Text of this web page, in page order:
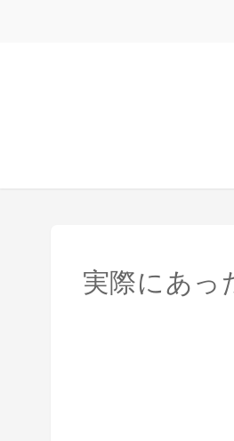
実際にあっ